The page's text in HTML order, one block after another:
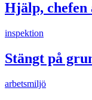
Hjälp, chefen
inspektion
Stängt på
arbetsmiljö